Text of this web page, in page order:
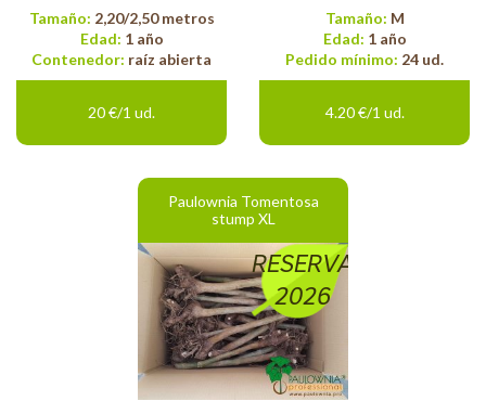
Tamaño: 2,20/2,50 metros
Edad: 1 año
Contenedor: raíz abierta
20 €/1 ud.
Tamaño: M
Edad: 1 año
Pedido mínimo: 24 ud.
4.20 €/1 ud.
Paulownia Tomentosa
stump XL
RESERVA
2026